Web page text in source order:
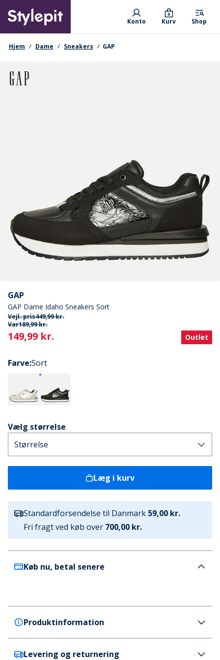
main
content
Primary departments
Konto Kurv
0
Shop
navigationssti
Hjem Dame Sneakers GAP
GAP
GAP Dame Idaho Sneakers Sort
Vejl. pris449,99 kr.
Var189,99 kr.
Current
149,99 kr. Outlet
Farve:Sort
Vælg størrelse
Læg i kurv
Standardforsendelse til Danmark 59,00 kr.
Fri fragt ved køb over 700,00 kr.
Køb nu, betal senere
Produktinformation
GAPLevering og returnering